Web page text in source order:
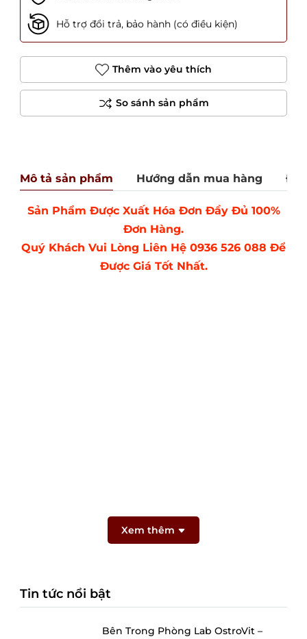
Hỗ trợ đổi trả, bảo hành (có điều kiện)
Thêm vào yêu thích
Mô tả sản phẩm Hướng dẫn mua hàng
Sản Phẩm Được Xuất Hóa Đơn Đầy Đủ 100%
Đơn Hàng.
Quý Khách Vui Lòng Liên Hệ 0936 526 088 Để
Được Giá Tốt Nhất.
Xem thêm
Tin tức nổi bật
Bên Trong Phòng Lab OstroVit –